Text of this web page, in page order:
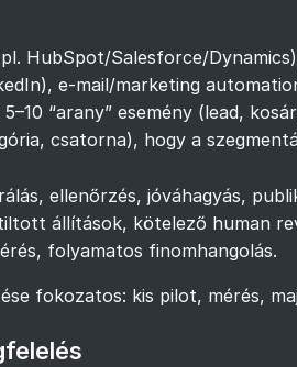
HubSpot/Salesforce/
e-mail/marketing
“arany” esemény (lead,
csatorna), hogy a
ellenőrzés, jóváhagyás,
állítások, kötelező human
folyamatos finomhangolás.
fokozatos: kis pilot, mérés,